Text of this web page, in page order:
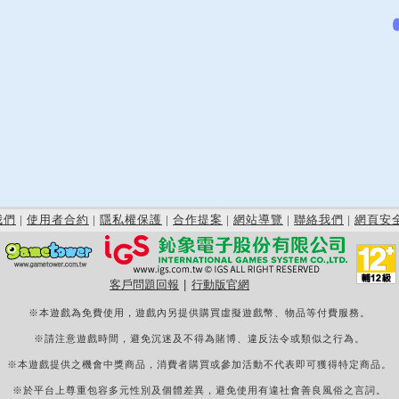
們 | 使用者合約 | 隱私權保護 | 合作提案 | 網站導覽 | 聯絡我們 | 網頁安
客戶問題回報 行動版官網
※本遊戲為免費使用，遊戲內另提供購買虛擬遊戲幣、物品等付費服務。
※請注意遊戲時間，避免沉迷及不得為賭博、違反法令或類似之行為。
※本遊戲提供之機會中獎商品，消費者購買或參加活動不代表即可獲得特定商品。
※於平台上尊重包容多元性別及個體差異，避免使用有違社會善良風俗之言詞。